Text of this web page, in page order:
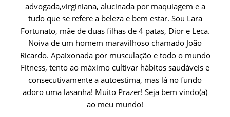
advogada,virginiana, alucinada por maquiagem e a
tudo que se refere a beleza e bem estar. Sou Lara
Fortunato, mãe de duas filhas de 4 patas, Dior e Leca.
Noiva de um homem maravilhoso chamado João
Ricardo. Apaixonada por musculação e todo o mundo
Fitness, tento ao máximo cultivar hábitos saudáveis e
consecutivamente a autoestima, mas lá no fundo
adoro uma lasanha! Muito Prazer! Seja bem vindo(a)
ao meu mundo!